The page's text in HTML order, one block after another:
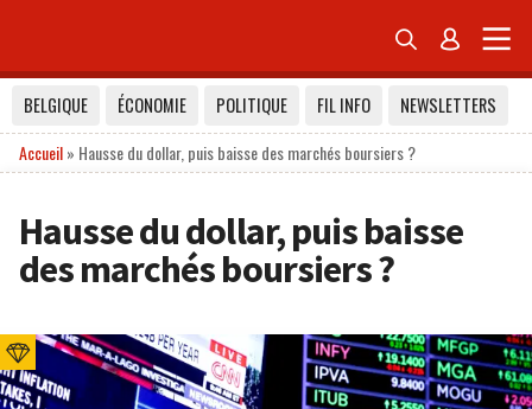
 
BELGIQUE ÉCONOMIE POLITIQUE FIL INFO
NEWSLETTERS
Accueil» Hausse du dollar, puis baisse des marchés boursiers ?
Hausse du dollar, puis baisse
des marchés boursiers ?